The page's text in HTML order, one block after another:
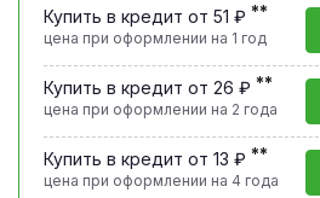
Купить в кредит от 51 ₽ **
цена при оформлении на 1 год
Купить в кредит от 26 ₽ **
цена при оформлении на 2 года
Купить в кредит от 13 ₽ **
цена при оформлении на 4 года